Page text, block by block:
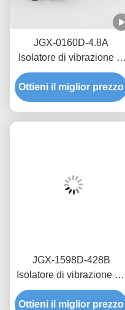
JGX-0160D-4.8A
Isolatore di vibrazione di
corda di filo marino
offshore, montaggio di
scossa in acciaio
Ottieni il miglior prezzo
JGX-1598D-428B
Isolatore di vibrazione da
corda di filo funghi
Isolatore in acciaio
Ottieni il miglior prezzo